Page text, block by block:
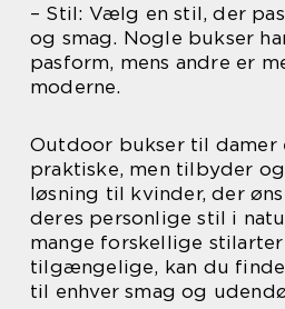
– Stil: Vælg en stil, der
og smag. Nogle bukser
pasform, mens andre er
moderne.
Outdoor bukser til damer
praktiske, men tilbyder
løsning til kvinder, der
deres personlige stil i
mange forskellige
tilgængelige, kan du finde
til enhver smag og